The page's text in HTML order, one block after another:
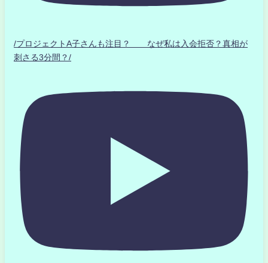
/プロジェクトA子さんも注目？ なぜ私は入会拒否？真相が
刺さる3分間？/